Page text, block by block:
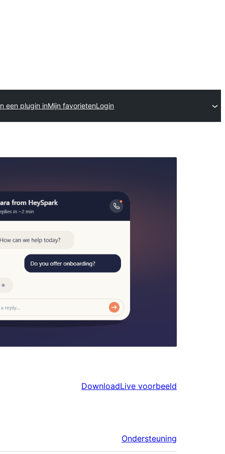
een plugin inMijn favorietenLogin
DownloadLive voorbeeld
Ondersteuning